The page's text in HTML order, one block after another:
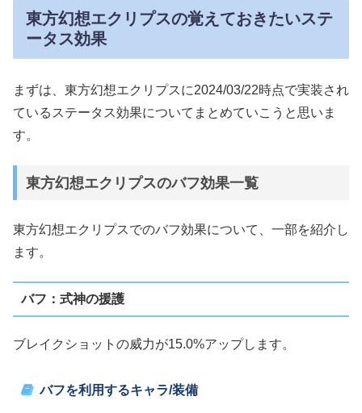
東方幻想エクリプスの覚えておきたいステ
ータス効果
まずは、東方幻想エクリプスに2024/03/22時点で実装され
ているステータス効果についてまとめていこうと思いま
す。
東方幻想エクリプスのバフ効果一覧
東方幻想エクリプスでのバフ効果について、一部を紹介し
ます。
バフ：式神の援護
ブレイクショットの威力が15.0%アップします。
バフを利用するキャラ/装備